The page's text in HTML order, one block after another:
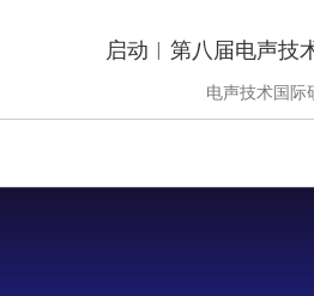
启动︱第八届电声技
电声技术国际